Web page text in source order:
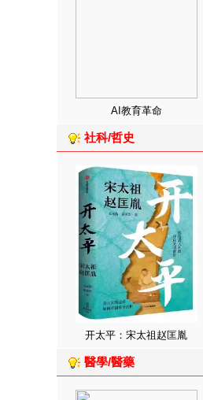
AI教育革命
社科/哲史
开太平：宋太祖赵匡胤
醫學/醫藥